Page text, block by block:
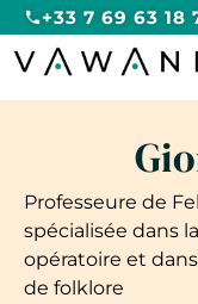
+33 7 69 63 18
Professeure de
spécialisée dans
opératoire et
de folklore